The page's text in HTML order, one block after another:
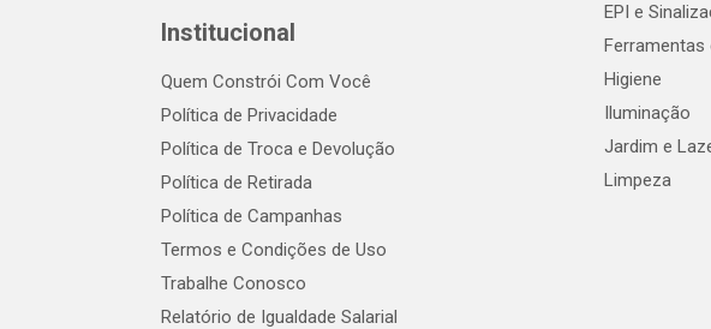
Institucional
Quem Constrói Com Você
Política de Privacidade
Política de Troca e Devolução
Política de Retirada
Política de Campanhas
Termos e Condições de Uso
Trabalhe Conosco
Relatório de Igualdade Salarial
EPI e
Ferramentas
Higiene
Iluminação
Jardim e
Limpeza